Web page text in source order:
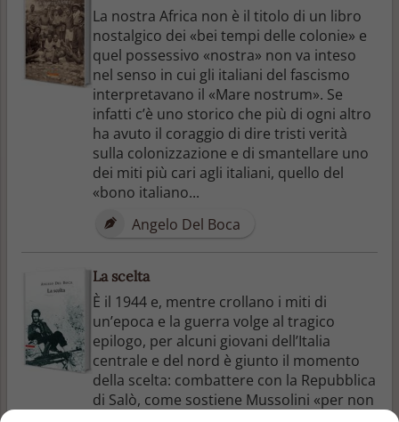
La nostra Africa non è il titolo di un libro
nostalgico dei «bei tempi delle colonie» e
quel possessivo «nostra» non va inteso
nel senso in cui gli italiani del fascismo
interpretavano il «Mare nostrum». Se
infatti c’è uno storico che più di ogni altro
ha avuto il coraggio di dire tristi verità
sulla colonizzazione e di smantellare uno
dei miti più cari agli italiani, quello del
«bono italiano...
Angelo Del Boca
La scelta
È il 1944 e, mentre crollano i miti di
un’epoca e la guerra volge al tragico
epilogo, per alcuni giovani dell’Italia
centrale e del nord è giunto il momento
della scelta: combattere con la Repubblica
di Salò, come sostiene Mussolini «per non